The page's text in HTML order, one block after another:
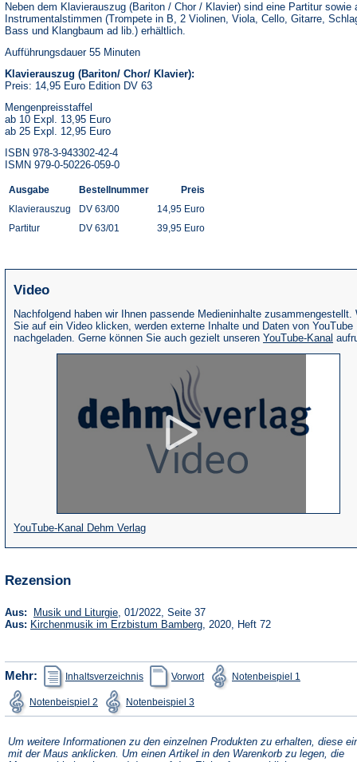
Neben dem Klavierauszug (Bariton / Chor / Klavier) sind eine Partitur sowie
Instrumentalstimmen (Trompete in B, 2 Violinen, Viola, Cello, Gitarre,
Bass und Klangbaum ad lib.) erhältlich.
Aufführungsdauer 55 Minuten
Klavierauszug (Bariton/ Chor/ Klavier):
Preis: 14,95 Euro Edition DV 63
Mengenpreisstaffel
ab 10 Expl. 13,95 Euro
ab 25 Expl. 12,95 Euro
ISBN 978-3-943302-42-4
ISMN 979-0-50226-059-0
Ausgabe Bestellnummer
Preis
Klavierauszug
DV 63/00
14,95 Euro
Partitur
DV 63/01 39,95 Euro
Video
Nachfolgend haben wir Ihnen passende Medieninhalte zusammengestellt.
Sie auf ein Video klicken, werden externe Inhalte und Daten von YouTube
nachgeladen. Gerne können Sie auch gezielt unseren YouTube-Kanal
YouTube-Kanal Dehm Verlag(Öffnet
in
Tab)
Rezension
Aus: Musik und Liturgie(Öffnet
in
, 01/2022, Seite 37
Aus: Kirchenmusik im Erzbistum Bamberg(Öffnet
Tab)
, 2020, Heft 72
Mehr: Inhaltsverzeichnis
(Öffnet
in
einem
neuen
Tab)
Vorwort
(Öffnet
in
einem
Tab)
Notenbeispiel 1in
Tab)
Notenbeispiel 2
(Öffnet
in
einem
Tab)
Notenbeispiel 3in
einem
Tab)
Um weitere Informationen zu den einzelnen Produkten zu erhalten, diese
mit der Maus anklicken. Um einen Artikel in den Warenkorb zu legen, die